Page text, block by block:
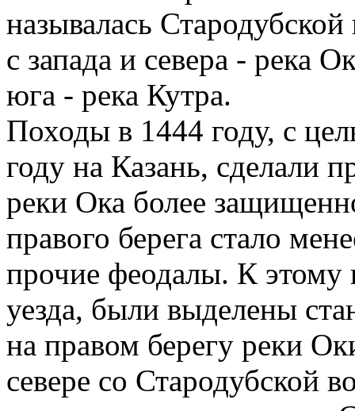
называлась
с запада и севера - река
юга - река Кутра.
Походы в 1444 году, с
году на Казань, сделали
реки Ока более
правого берега стало
прочие феодалы. К этому
уезда, были выделены
на правом берегу реки
севере со Стародубской